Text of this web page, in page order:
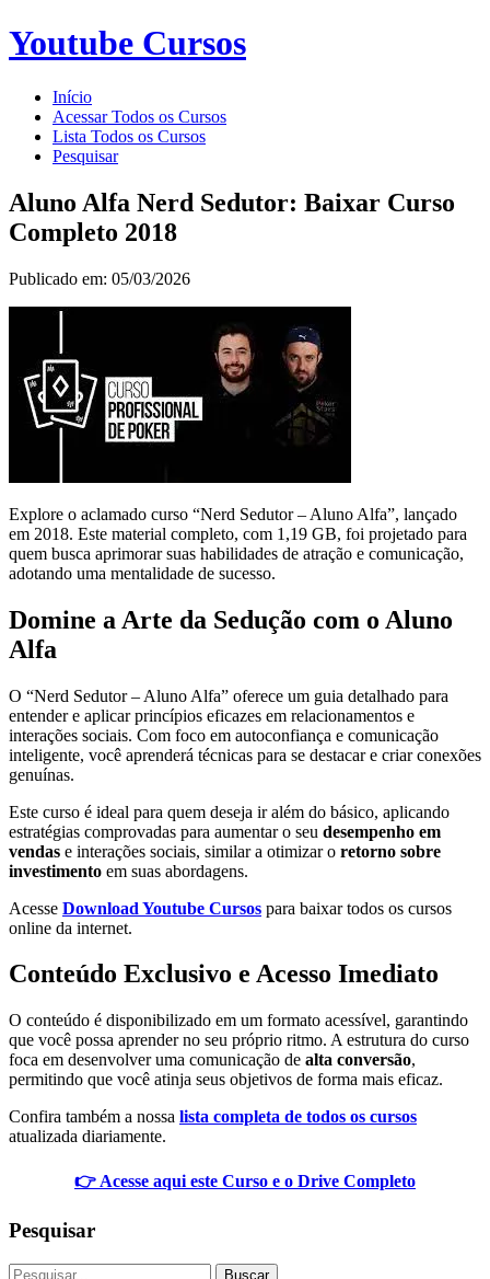
Youtube Cursos
Início
Acessar Todos os Cursos
Lista Todos os Cursos
Pesquisar
Aluno Alfa Nerd Sedutor: Baixar Curso
Completo 2018
Publicado em: 05/03/2026
Explore o aclamado curso “Nerd Sedutor – Aluno Alfa”, lançado
em 2018. Este material completo, com 1,19 GB, foi projetado para
quem busca aprimorar suas habilidades de atração e comunicação,
adotando uma mentalidade de sucesso.
Domine a Arte da Sedução com o Aluno
Alfa
O “Nerd Sedutor – Aluno Alfa” oferece um guia detalhado para
entender e aplicar princípios eficazes em relacionamentos e
interações sociais. Com foco em autoconfiança e comunicação
inteligente, você aprenderá técnicas para se destacar e criar conexões
genuínas.
Este curso é ideal para quem deseja ir além do básico, aplicando
estratégias comprovadas para aumentar o seu desempenho em
vendas e interações sociais, similar a otimizar o retorno sobre
investimento em suas abordagens.
Acesse Download Youtube Cursos para baixar todos os cursos
online da internet.
Conteúdo Exclusivo e Acesso Imediato
O conteúdo é disponibilizado em um formato acessível, garantindo
que você possa aprender no seu próprio ritmo. A estrutura do curso
foca em desenvolver uma comunicação de alta conversão,
permitindo que você atinja seus objetivos de forma mais eficaz.
Confira também a nossa lista completa de todos os cursos
atualizada diariamente.
👉 Acesse aqui este Curso e o Drive Completo
Pesquisar
Buscar